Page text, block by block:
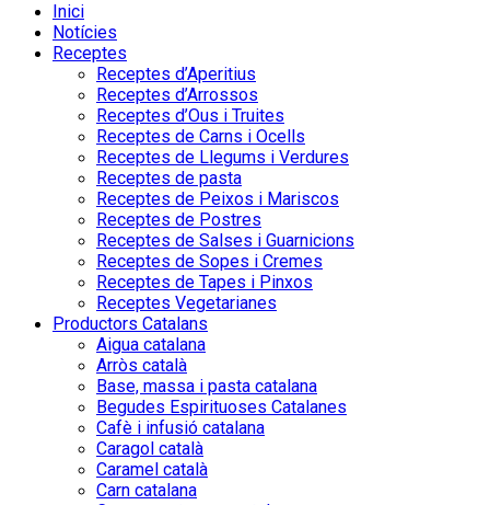
Inici
Notícies
Receptes
Receptes d’Aperitius
Receptes d’Arrossos
Receptes d’Ous i Truites
Receptes de Carns i Ocells
Receptes de Llegums i Verdures
Receptes de pasta
Receptes de Peixos i Mariscos
Receptes de Postres
Receptes de Salses i Guarnicions
Receptes de Sopes i Cremes
Receptes de Tapes i Pinxos
Receptes Vegetarianes
Productors Catalans
Aigua catalana
Arròs català
Base, massa i pasta catalana
Begudes Espirituoses Catalanes
Cafè i infusió catalana
Caragol català
Caramel català
Carn catalana